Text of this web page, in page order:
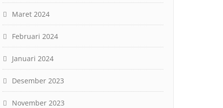
Maret 2024
Februari 2024
Januari 2024
Desember 2023
November 2023